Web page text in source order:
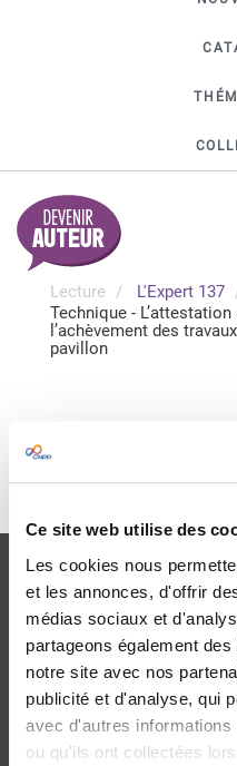
Ce site web utilise des
Les cookies nous
et les annonces, d'offrir
médias sociaux et
partageons également
notre site avec nos
publicité et d'analyse, qui
avec d'autres
ou qu'ils ont collectées
Lecture
L'Expert 137
Technique - L’attestation
l’achèvement des
pavillon
Veuillez vous connecter
Je me connecte
dans le